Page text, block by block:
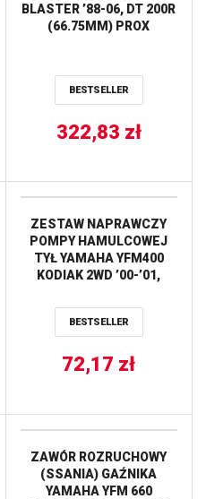
BLASTER ’88-06, DT 200R
(66.75MM) PROX
BESTSELLER
322,83 zł
ZESTAW NAPRAWCZY
POMPY HAMULCOWEJ
TYŁ YAMAHA YFM400
KODIAK 2WD ’00-’01,
’00-’01 ALL BALLS
BESTSELLER
72,17 zł
ZAWÓR ROZRUCHOWY
(SSANIA) GAŹNIKA
YAMAHA YFM 660